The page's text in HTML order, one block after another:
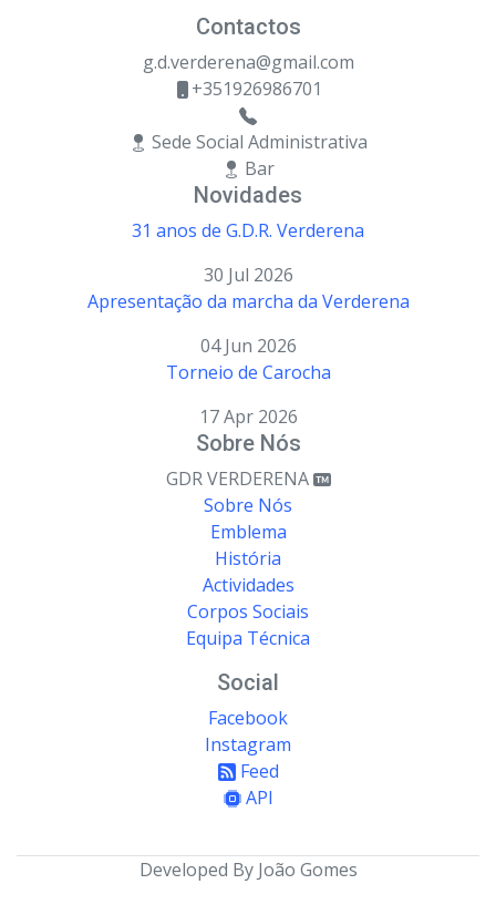
Contactos
g.d.verderena@gmail.com
+351926986701
Sede Social Administrativa
Bar
Novidades
31 anos de G.D.R. Verderena
30 Jul 2026
Apresentação da marcha da Verderena
04 Jun 2026
Torneio de Carocha
17 Apr 2026
Sobre Nós
GDR VERDERENA
Sobre Nós
Emblema
História
Actividades
Corpos Sociais
Equipa Técnica
Social
Facebook
Instagram
Feed
API
Developed By João Gomes